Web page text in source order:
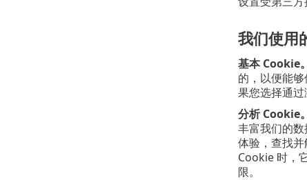
我们使用
基本 Cookie。
的，以便能
果您选择通过
分析 Cookie。
丰富我们的
体验，查找
Cookie 时，
限。